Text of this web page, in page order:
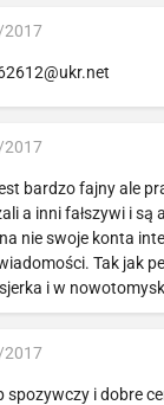
bardzo fajny ale
a inni fałszywi i są
nie swoje konta
Tak jak
i w
spozywczy i dobre